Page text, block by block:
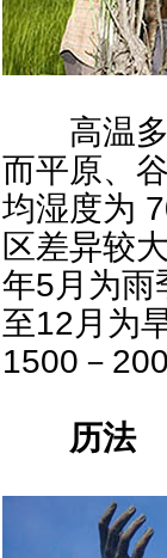
高温多
而平原、
均湿度为
区差异较
年5月为雨
至12月为
1500－
历法